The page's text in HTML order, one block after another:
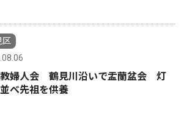
区
教婦人会 鶴見川沿いで盂蘭盆会 灯
べ先祖を供養